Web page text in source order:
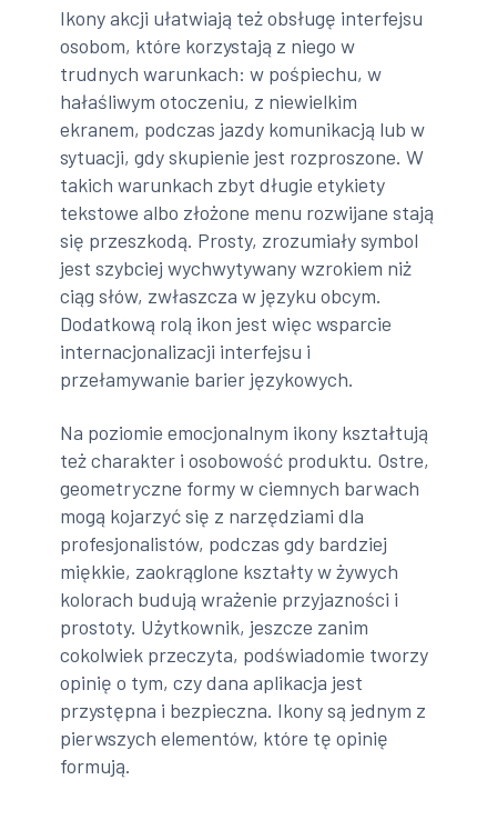
Ikony akcji ułatwiają też obsługę interfejsu
osobom, które korzystają z niego w
trudnych warunkach: w pośpiechu, w
hałaśliwym otoczeniu, z niewielkim
ekranem, podczas jazdy komunikacją lub w
sytuacji, gdy skupienie jest rozproszone. W
takich warunkach zbyt długie etykiety
tekstowe albo złożone menu rozwijane stają
się przeszkodą. Prosty, zrozumiały symbol
jest szybciej wychwytywany wzrokiem niż
ciąg słów, zwłaszcza w języku obcym.
Dodatkową rolą ikon jest więc wsparcie
internacjonalizacji interfejsu i
przełamywanie barier językowych.
Na poziomie emocjonalnym ikony kształtują
też charakter i osobowość produktu. Ostre,
geometryczne formy w ciemnych barwach
mogą kojarzyć się z narzędziami dla
profesjonalistów, podczas gdy bardziej
miękkie, zaokrąglone kształty w żywych
kolorach budują wrażenie przyjazności i
prostoty. Użytkownik, jeszcze zanim
cokolwiek przeczyta, podświadomie tworzy
opinię o tym, czy dana aplikacja jest
przystępna i bezpieczna. Ikony są jednym z
pierwszych elementów, które tę opinię
formują.